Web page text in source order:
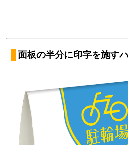
面板の半分に印字を施す